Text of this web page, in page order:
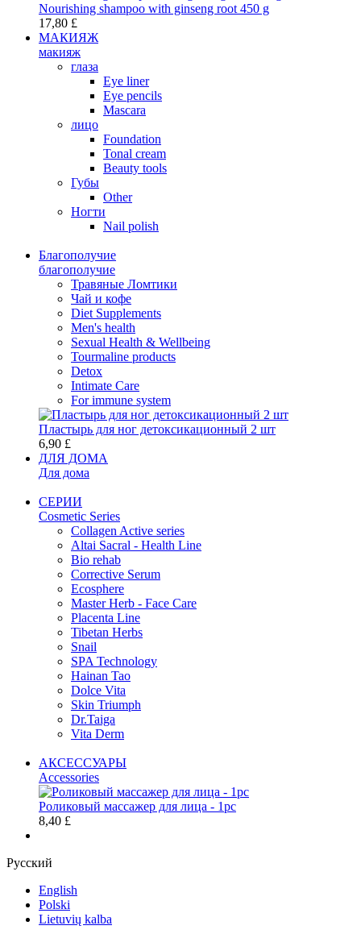
Nourishing shampoo with ginseng root 450 g
17,80 £
МАКИЯЖ
макияж
глаза
Eye liner
Eye pencils
Mascara
лицо
Foundation
Tonal cream
Beauty tools
Губы
Other
Ногти
Nail polish
Благополучие
благополучие
Травяные Ломтики
Чай и кофе
Diet Supplements
Men's health
Sexual Health & Wellbeing
Tourmaline products
Detox
Intimate Care
For immune system
Пластырь для ног детоксикационный 2 шт
6,90 £
ДЛЯ ДОМА
Для дома
СЕРИИ
Cosmetic Series
Collagen Active series
Altai Sacral - Health Line
Bio rehab
Corrective Serum
Ecosphere
Master Herb - Face Care
Placenta Line
Tibetan Herbs
Snail
SPA Technology
Hainan Tao
Dolce Vita
Skin Triumph
Dr.Taiga
Vita Derm
АКСЕССУАРЫ
Accessories
Роликовый массажер для лица - 1pc
8,40 £
Русский
English
Polski
Lietuvių kalba